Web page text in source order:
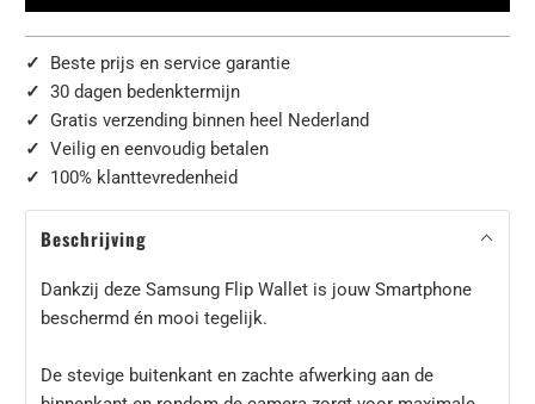
✓ Beste prijs en service garantie
✓30 dagen bedenktermijn
✓ Gratis verzending binnen heel Nederland
✓Veilig en eenvoudig betalen
✓ 100% klanttevredenheid
Beschrijving
Dankzij deze Samsung Flip Wallet is jouw Smartphone
beschermd én mooi tegelijk.
De stevige buitenkant en zachte afwerking aan de